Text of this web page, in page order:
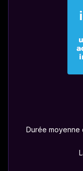
Durée moyenne